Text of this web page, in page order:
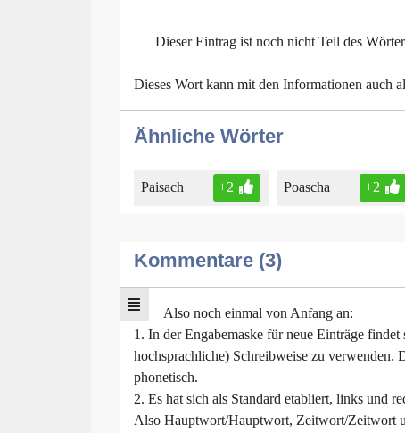
Dieser Eintrag ist noch nicht Teil des
Dieses Wort kann mit den Informationen auch
Ähnliche Wörter
Paisach +2 Poascha +2
Kommentare (3)
Also noch einmal von Anfang an:
1. In der Engabemaske für neue Einträge
hochsprachliche) Schreibweise zu verwenden.
phonetisch.
2. Es hat sich als Standard etabliert, links und
Also Hauptwort/Hauptwort, Zeitwort/Zeitwort